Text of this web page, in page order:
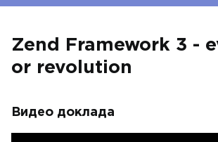
Zend Framework 3 -
or revolution
Видео доклада